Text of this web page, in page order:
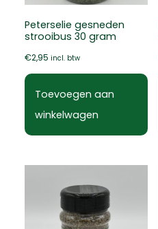
Peterselie gesneden
strooibus 30 gram
€2,95 incl. btw
Toevoegen aan
winkelwagen